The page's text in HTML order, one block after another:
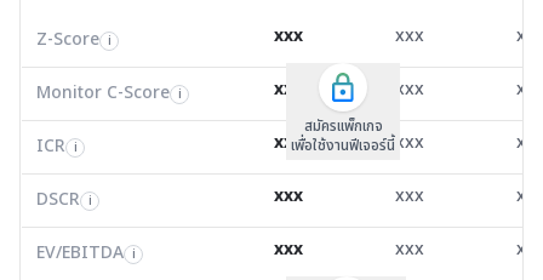
Z-Score i 0.00 0.00
Monitor C-Score
0.00 0.00
ICR i 0.00 0.00
DSCR
EV/EBITDA
8,764.01 2,773.29
FCF Yield i 69.99 45.01
Z-Score i
Monitor C-Score i
ICR i
DSCR i
สมัครแพ็คเกจ B
เพื่อใช้งานฟีเจอร์นี้
EV/EBITDA
FCF Yield i
FCF/Net Income
Net Debt/EBITDA
ROIC i
สมัครแพ็คเกจ B
เพื่อใช้งานฟีเจอร์นี้
Z-Score i xxx xxx
Monitor C-Score i xxx xxx
ICR i xxx xxx
DSCR i xxx xxx
สมัครแพ็กเกจ
เพื่อใช้งานฟีเจอร์นี้
EV/EBITDA i xxx xxx